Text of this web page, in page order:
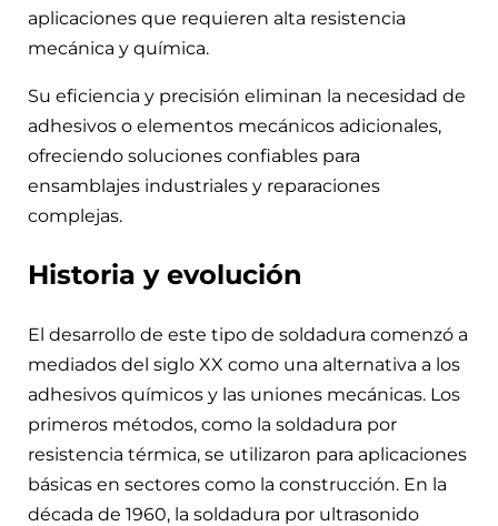
aplicaciones que requieren alta resistencia
mecánica y química.
Su eficiencia y precisión eliminan la necesidad de
adhesivos o elementos mecánicos adicionales,
ofreciendo soluciones confiables para
ensamblajes industriales y reparaciones
complejas.
Historia y evolución
El desarrollo de este tipo de soldadura comenzó a
mediados del siglo XX como una alternativa a los
adhesivos químicos y las uniones mecánicas. Los
primeros métodos, como la soldadura por
resistencia térmica, se utilizaron para aplicaciones
básicas en sectores como la construcción. En la
década de 1960, la soldadura por ultrasonido